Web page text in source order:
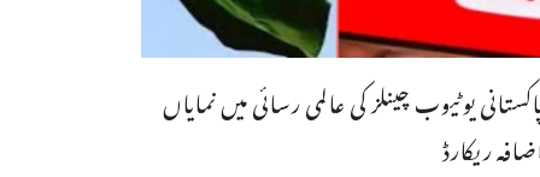
یوٹیوب چینلز کی عالمی رسائی میں نمایاں
ریکارڈ